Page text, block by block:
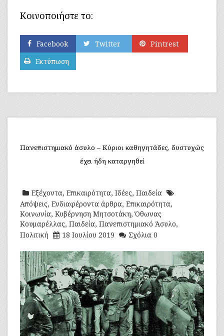
Κοινοποιήστε το:
Facebook Twitter
Pintrest
Εκτύπωση
Πανεπιστημιακό άσυλο – Κύριοι καθηγητάδες, δυστυχώς
έχει ήδη καταργηθεί
Εξέχοντα, Επικαιρότητα, Ιδέες, Παιδεία
Απόψεις, Ενδιαφέροντα άρθρα, Επικαιρότητα,
Κοινωνία, Κυβέρνηση Μητσοτάκη,Όθωνας
Κουμαρέλλας, Παιδεία, Πανεπιστημιακό Άσυλο,
Πολιτική
18 Ιουλίου 2019 Σχόλια 0